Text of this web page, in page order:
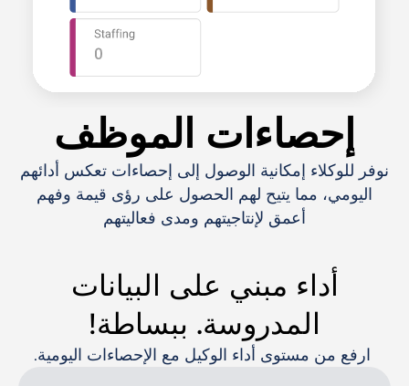
إحصاءات الموظف
نوفر للوكلاء إمكانية الوصول إلى إحصاءات تعكس أدائهم
اليومي، مما يتيح لهم الحصول على رؤى قيمة وفهم
أعمق لإنتاجيتهم ومدى فعاليتهم
أداء مبني على البيانات
المدروسة. ببساطة!